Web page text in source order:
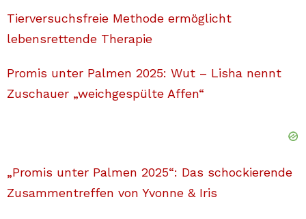
Tierversuchsfreie Methode ermöglicht
lebensrettende Therapie
Promis unter Palmen 2025: Wut – Lisha nennt
Zuschauer „weichgespülte Affen“
„Promis unter Palmen 2025“: Das schockierende
Zusammentreffen von Yvonne & Iris